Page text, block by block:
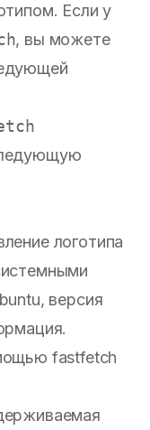
Если у
, вы можете
логотипа
версия
fastfetch